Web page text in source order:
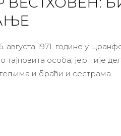
августа 1971. године у
тајновита особа, јер није
и браћи и сестрама.